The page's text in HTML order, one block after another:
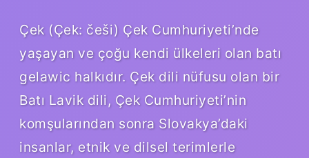
Çek (Çek: češi) Çek Cumhuriyeti’nde
yaşayan ve çoğu kendi ülkeleri olan batı
gelawic halkıdır. Çek dili nüfusu olan bir
Batı Lavik dili, Çek Cumhuriyeti’nin
komşularından sonra Slovakya’daki
insanlar, etnik ve dilsel terimlerle